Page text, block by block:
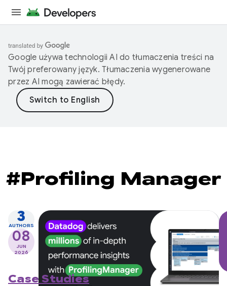
Google używa technologii AI do tłumaczenia treści na
Twój preferowany język. Tłumaczenia wygenerowane
przez AI mogą zawierać błędy.
#Profiling Manager
3
AUTHORS
08
JUN
2026
Case Studies